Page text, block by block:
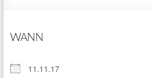
WANN
11.11.17